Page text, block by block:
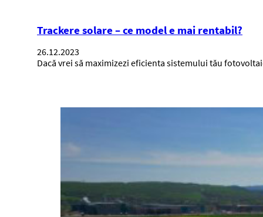
Trackere solare – ce model e mai rentabil?
26.12.2023
Dacă vrei să maximizezi eficienta sistemului tău